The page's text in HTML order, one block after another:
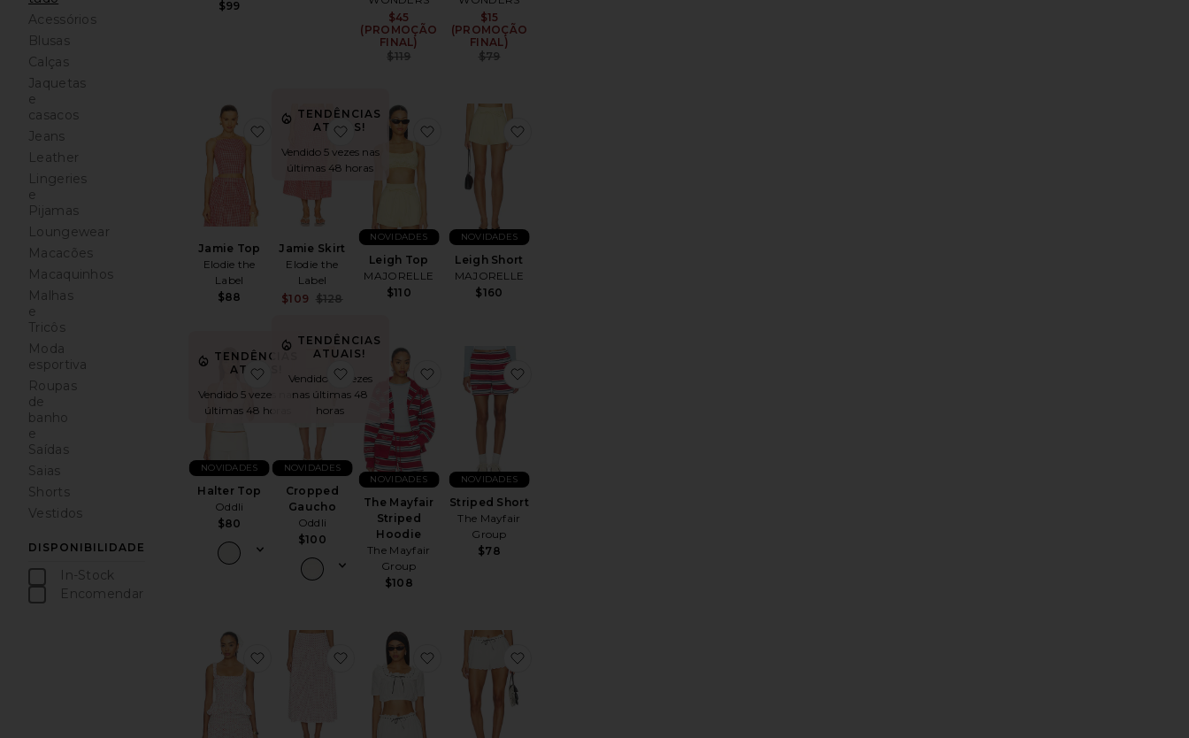
Acessórios
Blusas
Calças
Jaquetas
e
casacos
Jeans
Leather
Lingeries
e
Pijamas
Loungewear
Macacões
Macaquinhos
Malhas
e
Tricôs
Moda
esportiva
Roupas
de
banho
e
Saídas
Saias
Shorts
Vestidos
DISPONIBILIDADE
In-Stock
peças favoritas
Encomendar
$99
Sale price:
$45
(PROMOÇÃO
FINAL)
Previous price:
$119
$15
(PROMOÇÃO
FINAL)
$79
Jamie Top
Elodie the
Label
$88
favoritoJamie Top
TENDÊNCIAS
ATUAIS!
Vendido 5 vezes nas
últimas 48 horas
Jamie Skirt
Elodie the
Label
Sale price:
$109 $128
favoritoJamie Skirt
Leigh Top
MAJORELLE
$110
NOVIDADES
favoritoLeigh Top
Leigh Short
MAJORELLE
$160
NOVIDADES
TENDÊNCIAS
ATUAIS!
Vendido 5 vezes nas
últimas 48 horas
Halter Top
Oddli
$80
NOVIDADES
favoritoHalter Top
TENDÊNCIAS
ATUAIS!
Vendido 10 vezes
nas últimas 48
horas
Cropped
Gaucho
Oddli
$100
NOVIDADES
favoritoCropped Gaucho
The Mayfair
Striped
Hoodie
The Mayfair
Group
$108
NOVIDADES
favoritoThe Mayfair Striped Hoodie
Striped Short
The Mayfair
Group
$78
NOVIDADES
favoritoRaphi Cami TopfavoritoLayla SkirtfavoritoTOP GRACIE